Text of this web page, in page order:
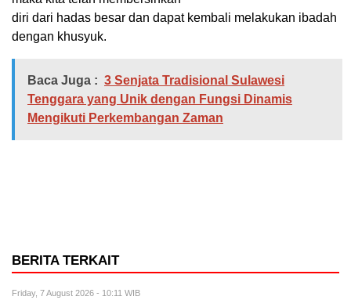
diri dari hadas besar dan dapat kembali melakukan ibadah
dengan khusyuk.
Baca Juga : 3 Senjata Tradisional Sulawesi
Tenggara yang Unik dengan Fungsi Dinamis
Mengikuti Perkembangan Zaman
BERITA TERKAIT
Friday, 7 August 2026 - 10:11 WIB